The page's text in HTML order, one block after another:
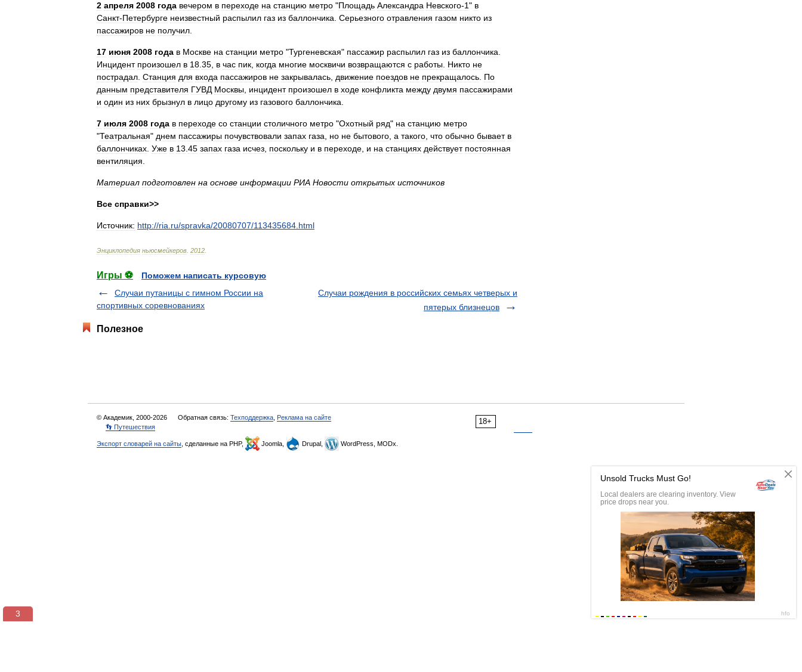
2 апреля 2008 года вечером в переходе на станцию метро "Площадь Александра Невского‑1" в
Санкт‑Петербурге неизвестный распылил газ из баллончика Серьезного отравления газом никто из
пассажиров не получил
17 июня 2008 года в Москве на станции метро "Тургеневская" пассажир распылил газ из баллончика
Инцидент произошел в 18 35 в час пик когда многие москвичи возвращаются с работы Никто не
пострадал Станция для входа пассажиров не закрывалась движение поездов не прекращалось По
данным представителя ГУВД Москвы инцидент произошел в ходе конфликта между двумя пассажирами
и один из них брызнул в лицо другому из газового баллончика
7 июля 2008 года в переходе со станции столичного метро "Охотный ряд" на станцию метро
"Театральная" днем пассажиры почувствовали запах газа но не бытового а такого что обычно бывает в
баллончиках Уже в 13 45 запах газа исчез поскольку и в переходе и на станциях действует постоянная
вентиляция
Материал подготовлен на основе информации РИА Новости открытых источников
Все справки>>
Источник: http://ria ru/spravka/20080707/113435684 html
Энциклопедия ньюсмейкеров 2012
Игры ⚽
Поможем написать курсовую
Случаи путаницы с гимном России на
спортивных соревнованиях
Случаи рождения в российских семьях четверых и
пятерых близнецов
Полезное
18+
© Академик, 2000-2026 Обратная связь: Техподдержка Реклама на сайте
👣 Путешествия
Экспорт словарей на сайты , сделанные на PHP, Joomla, Drupal, WordPress, MODx.
2